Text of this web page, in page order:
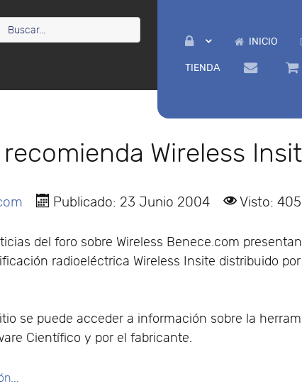
INICIO
TIENDA
recomienda Wireless
Publicado: 23 Junio 2004 Visto:
del foro sobre Wireless Benece.com
radioeléctrica Wireless Insite distribuido
se puede acceder a información sobre la
Científico y por el fabricante.